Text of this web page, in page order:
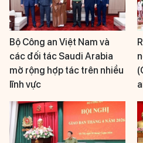
Bộ Công an Việt Nam và
các đối tác Saudi Arabia
mở rộng hợp tác trên nhiều
lĩnh vực